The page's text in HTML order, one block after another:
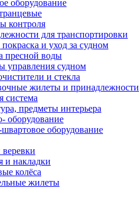
оборудование
контроля
для транспортировки
и уход за судном
пресной воды
управления судном
и стекла
жилеты и принадлежности
система
предметы интерьера
оборудование
оборудование
и накладки
колёса
жилеты